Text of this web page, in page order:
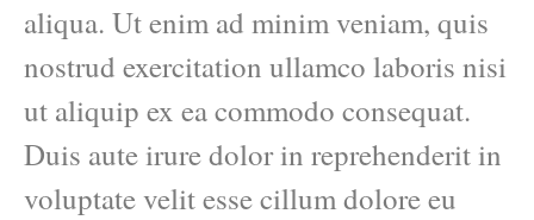
aliqua. Ut enim ad minim veniam, quis
nostrud exercitation ullamco laboris nisi
ut aliquip ex ea commodo consequat.
Duis aute irure dolor in reprehenderit in
voluptate velit esse cillum dolore eu